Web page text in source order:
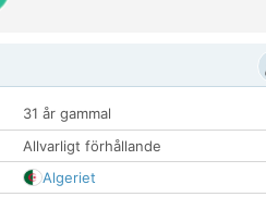
31 år gammal
Allvarligt förhållande
Algeriet